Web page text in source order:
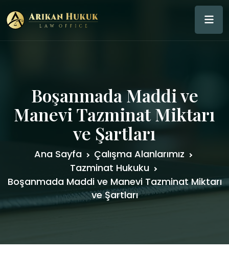
Boşanmada Maddi ve
Manevi Tazminat Miktarı
ve Şartları
Ana Sayfa
Çalışma Alanlarımız
Tazminat Hukuku
Boşanmada Maddi ve Manevi Tazminat Miktarı
ve Şartları